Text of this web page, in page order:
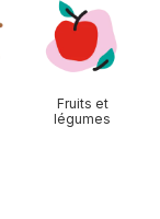
Fruits et
légumes